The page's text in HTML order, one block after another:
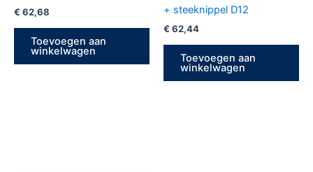
€ 62,68
Toevoegen aan
winkelwagen
+ steeknippel D12
€ 62,44
Toevoegen aan
winkelwagen